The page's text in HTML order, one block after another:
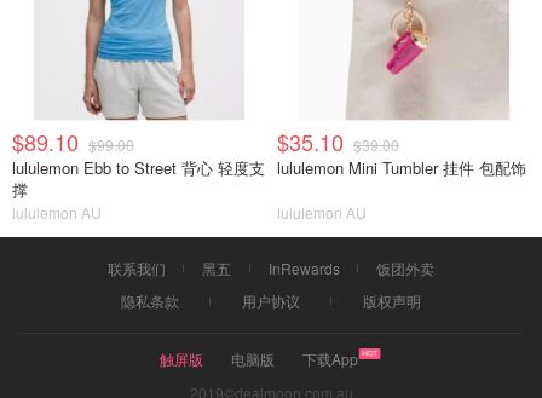
$89.10 $99.00
lululemon Ebb to Street 背心 轻度支
撑
lululemon AU
$35.10 $39.00
lululemon Mini Tumbler 挂件 包配饰
lululemon AU
联系我们 黑五 InRewards
饭团外卖
隐私条款
用户协议 版权声明
触屏版 电脑版
下载App
2019©dealmoon.com.au